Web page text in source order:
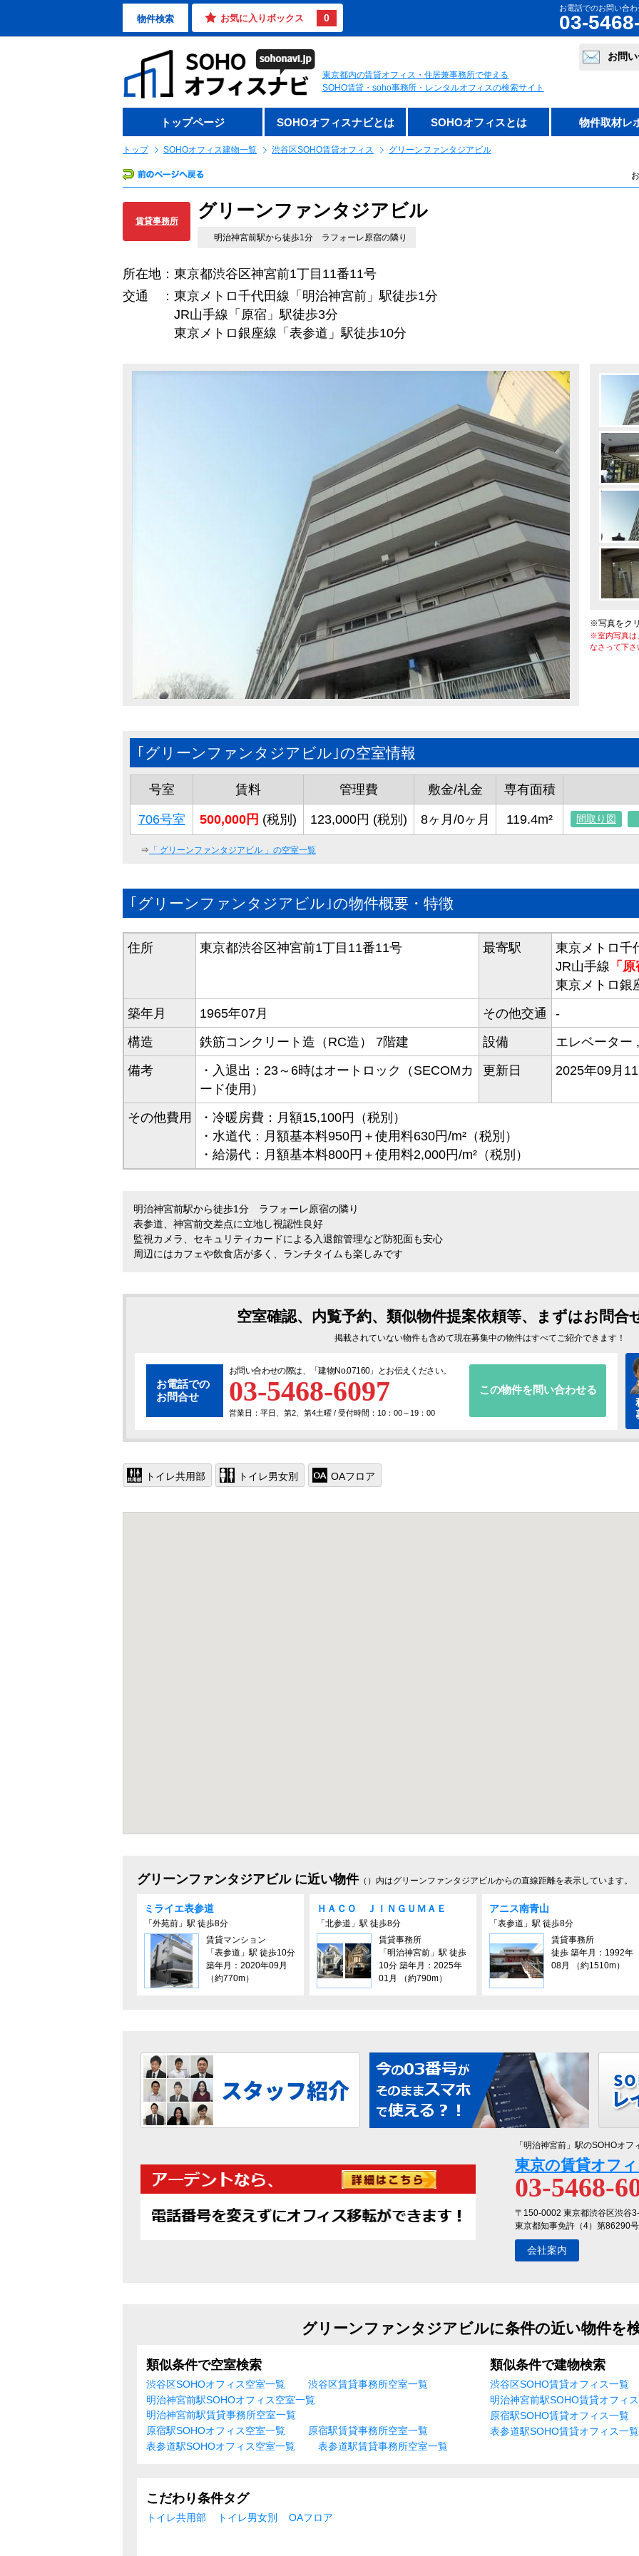
物件検索 お気に入りボックス 0
お電話でのお問い合わ
03-
東京都内の賃貸オフィス・住居兼事務所で使える
SOHO賃貸・soho事務所・レンタルオフィスの検索サイト
お問
トップページ SOHOオフィスナビとは SOHOオフィスとは 物件取材レ
トップ SOHOオフィス建物一覧 渋谷区SOHO賃貸オフィス グリーンファンタジアビル
賃貸事務所 グリーンファンタジアビル
明治神宮前駅から徒歩1分 ラフォーレ原宿の隣り
所在地：東京都渋谷区神宮前1丁目11番11号
交通 ：東京メトロ千代田線「明治神宮前」駅徒歩1分
JR山手線「原宿」駅徒歩3分
東京メトロ銀座線「表参道」駅徒歩10分
※写真をク
※室内写真は
なさって下さ
｢グリーンファンタジアビル｣の空室情報
号室 賃料 管理費 敷金/礼金 専有面積
706号室 500,000円 (税別) 123,000円 (税別) 8ヶ月/0ヶ月 119.4m² 間取り図
⇒ 「 グリーンファンタジアビル 」の空室一覧
｢グリーンファンタジアビル｣の物件概要・特徴
住所 東京都渋谷区神宮前1丁目11番11号 最寄駅 東京メトロ千
JR山手線 「
東京メトロ銀
築年月
1965年07月 その他交通
-
構造
鉄筋コンクリート造（RC造） 7階建 設備 エレベーター ,
備考
・入退出：23～6時はオートロック（SECOMカ
ード使用）
更新日 2025年09月11
その他費用
・冷暖房費：月額15,100円（税別）
・水道代：月額基本料950円＋使用料630円/m²（税別）
・給湯代：月額基本料800円＋使用料2,000円/m²（税別）
明治神宮前駅から徒歩1分 ラフォーレ原宿の隣り
表参道、神宮前交差点に立地し視認性良好
監視カメラ、セキュリティカードによる入退館管理など防犯面も安心
周辺にはカフェや飲食店が多く、ランチタイムも楽しみです
空室確認、内覧予約、類似物件提案依頼等、まずはお問合
掲載されていない物件も含めて現在募集中の物件はすべてご紹介できます！
お電話での
お問合せ
お問い合わせの際は、「建物No.07160」とお伝えください。
03-5468-6097
営業日：平日、第2、第4土曜 / 受付時間：10：00～19：00
この物件を問い合わせる
トイレ共用部 トイレ男女別 OAフロア
グリーンファンタジアビル に近い物件（）内はグリーンファンタジアビルからの直線距離を表示しています。
ミライエ表参道
「外苑前」駅 徒歩8分
賃貸マンション
「表参道」駅 徒歩10分
築年月：2020年09月
（約770m）
ＨＡＣＯ ＪＩＮＧＵＭＡＥ
「北参道」駅 徒歩8分
賃貸事務所
「明治神宮前」駅 徒歩
10分 築年月：2025年
01月 （約790m）
アニス南青山
「表参道」駅 徒歩8分
賃貸事務所
徒歩 築年月：1992年
08月 （約1510m）
「明治神宮前」駅のSOHOオ
東京の賃貸オフ
03-5468-
〒150-0002 東京都渋谷区渋谷
東京都知事免許（4）第86290号
会社案内
グリーンファンタジアビルに条件の近い物件を
類似条件で空室検索
渋谷区SOHOオフィス空室一覧
渋谷区賃貸事務所空室一覧
明治神宮前駅SOHOオフィス空室一覧
明治神宮前駅賃貸事務所空室一覧
原宿駅SOHOオフィス空室一覧
原宿駅賃貸事務所空室一覧
表参道駅SOHOオフィス空室一覧
表参道駅賃貸事務所空室一覧
類似条件で建物検索
渋谷区SOHO賃貸オフィス一覧
明治神宮前駅SOHO賃貸オフィ
原宿駅SOHO賃貸オフィス一覧
表参道駅SOHO賃貸オフィス一覧
こだわり条件タグ
トイレ共用部 トイレ男女別 OAフロア